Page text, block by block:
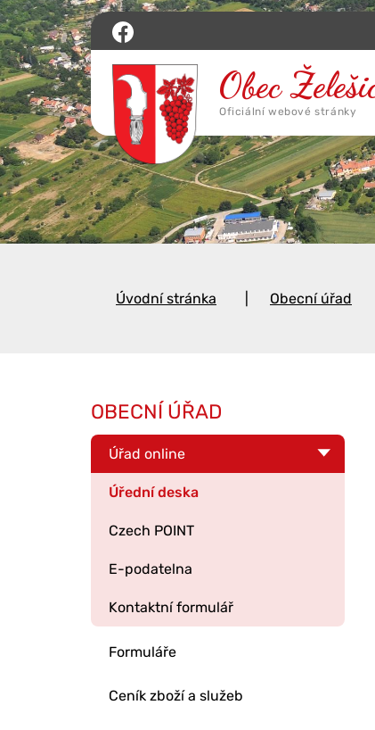
Úvodní stránka Obecní úřad
OBECNÍ ÚŘAD
Úřad online
Úřední deska
Czech POINT
E-podatelna
Kontaktní formulář
Formuláře
Ceník zboží a služeb